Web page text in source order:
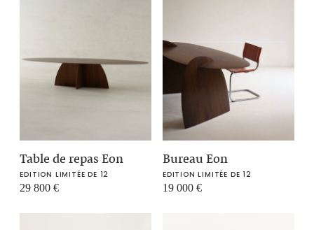
Table de repas Eon
EDITION LIMITÉE DE 12
29 800€
Bureau Eon
EDITION LIMITÉE DE 12
19 000 €